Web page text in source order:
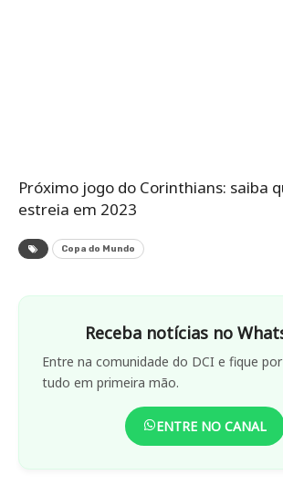
Próximo jogo do Corinthians: saiba
estreia em 2023
Copa do Mundo
Receba notícias no
Entre na comunidade do DCI e fique
tudo em primeira mão.
ENTRE NO CANAL